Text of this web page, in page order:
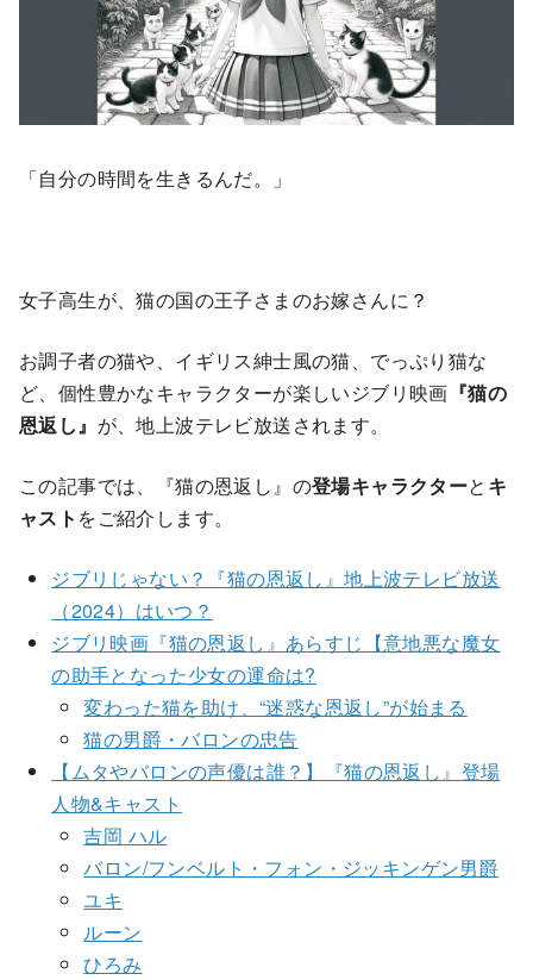
「自分の時間を生きるんだ。」
女子高生が、猫の国の王子さまのお嫁さんに？
お調子者の猫や、イギリス紳士風の猫、でっぷり猫な
ど、個性豊かなキャラクターが楽しいジブリ映画 『猫の
恩返し』 が、地上波テレビ放送されます。
この記事では、『猫の恩返し』の登場キャラクターと キ
ャスト をご紹介します。
ジブリじゃない？『猫の恩返し』地上波テレビ放送
（2024）はいつ？
ジブリ映画『猫の恩返し』あらすじ【意地悪な魔女
の助手となった少女の運命は?
変わった猫を助け、“迷惑な恩返し”が始まる
猫の男爵・バロンの忠告
【ムタやバロンの声優は誰？】『猫の恩返し』登場
人物&キャスト
吉岡 ハル
バロン/フンベルト・フォン・ジッキンゲン男爵
ユキ
ルーン
ひろみ